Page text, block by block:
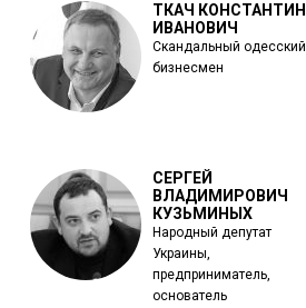
ТКАЧ КОНСТАНТИН
ИВАНОВИЧ
Скандальный одесский
бизнесмен
СЕРГЕЙ
ВЛАДИМИРОВИЧ
КУЗЬМИНЫХ
Народный депутат
Украины,
предприниматель,
основатель